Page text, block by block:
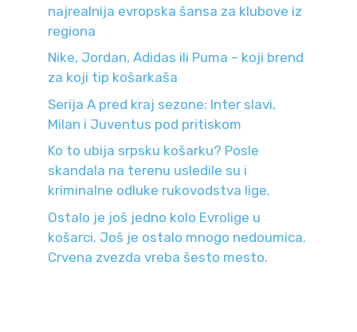
najrealnija evropska šansa za klubove iz
regiona
Nike, Jordan, Adidas ili Puma – koji brend
za koji tip košarkaša
Serija A pred kraj sezone: Inter slavi,
Milan i Juventus pod pritiskom
Ko to ubija srpsku košarku? Posle
skandala na terenu usledile su i
kriminalne odluke rukovodstva lige.
Ostalo je još jedno kolo Evrolige u
košarci. Još je ostalo mnogo nedoumica.
Crvena zvezda vreba šesto mesto.